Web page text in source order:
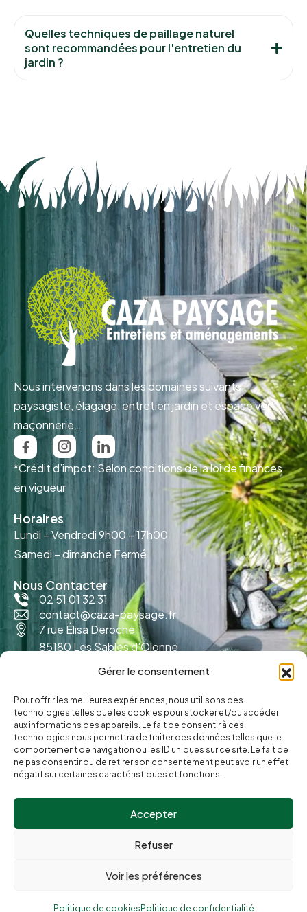
Gérer le consentement
Pour offrir les meilleures expériences, nous utilisons des
technologies telles que les cookies pour stocker et/ou accéder
aux informations des appareils. Le fait de consentir à ces
technologies nous permettra de traiter des données telles que le
comportement de navigation ou les ID uniques sur ce site. Le fait de
ne pas consentir ou de retirer son consentement peut avoir un effet
négatif sur certaines caractéristiques et fonctions.
Accepter
Refuser
Voir les préférences
Politique de cookies Politique de confidentialité
Quelles techniques de paillage naturel
sont recommandées pour l'entretien du
jardin ?
Nous intervenons dans les domaines suivants :
paysagiste, élagage, entretien jardin et espace vert,
maçonnerie…
*Crédit d’impot: Selon conditions de la loi de finances
en vigueur
Horaires
Lundi – Vendredi9h00 – 17h00
Samedi – dimanche Fermé
Nous Contacter
02 51 01 32 31
contact@caza-paysage.fr
7 rue Élisa Deroche
85180 Les Sables d'Olonne
Mentions légales